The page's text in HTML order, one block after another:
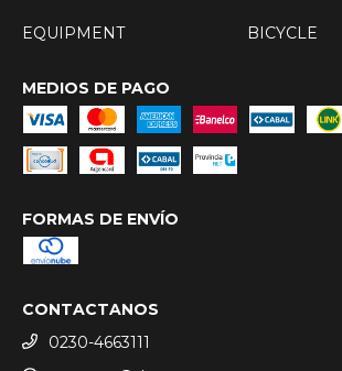
EQUIPMENT BICYCLE
MEDIOS DE PAGO
FORMAS DE ENVÍO
CONTACTANOS
0230-4663111